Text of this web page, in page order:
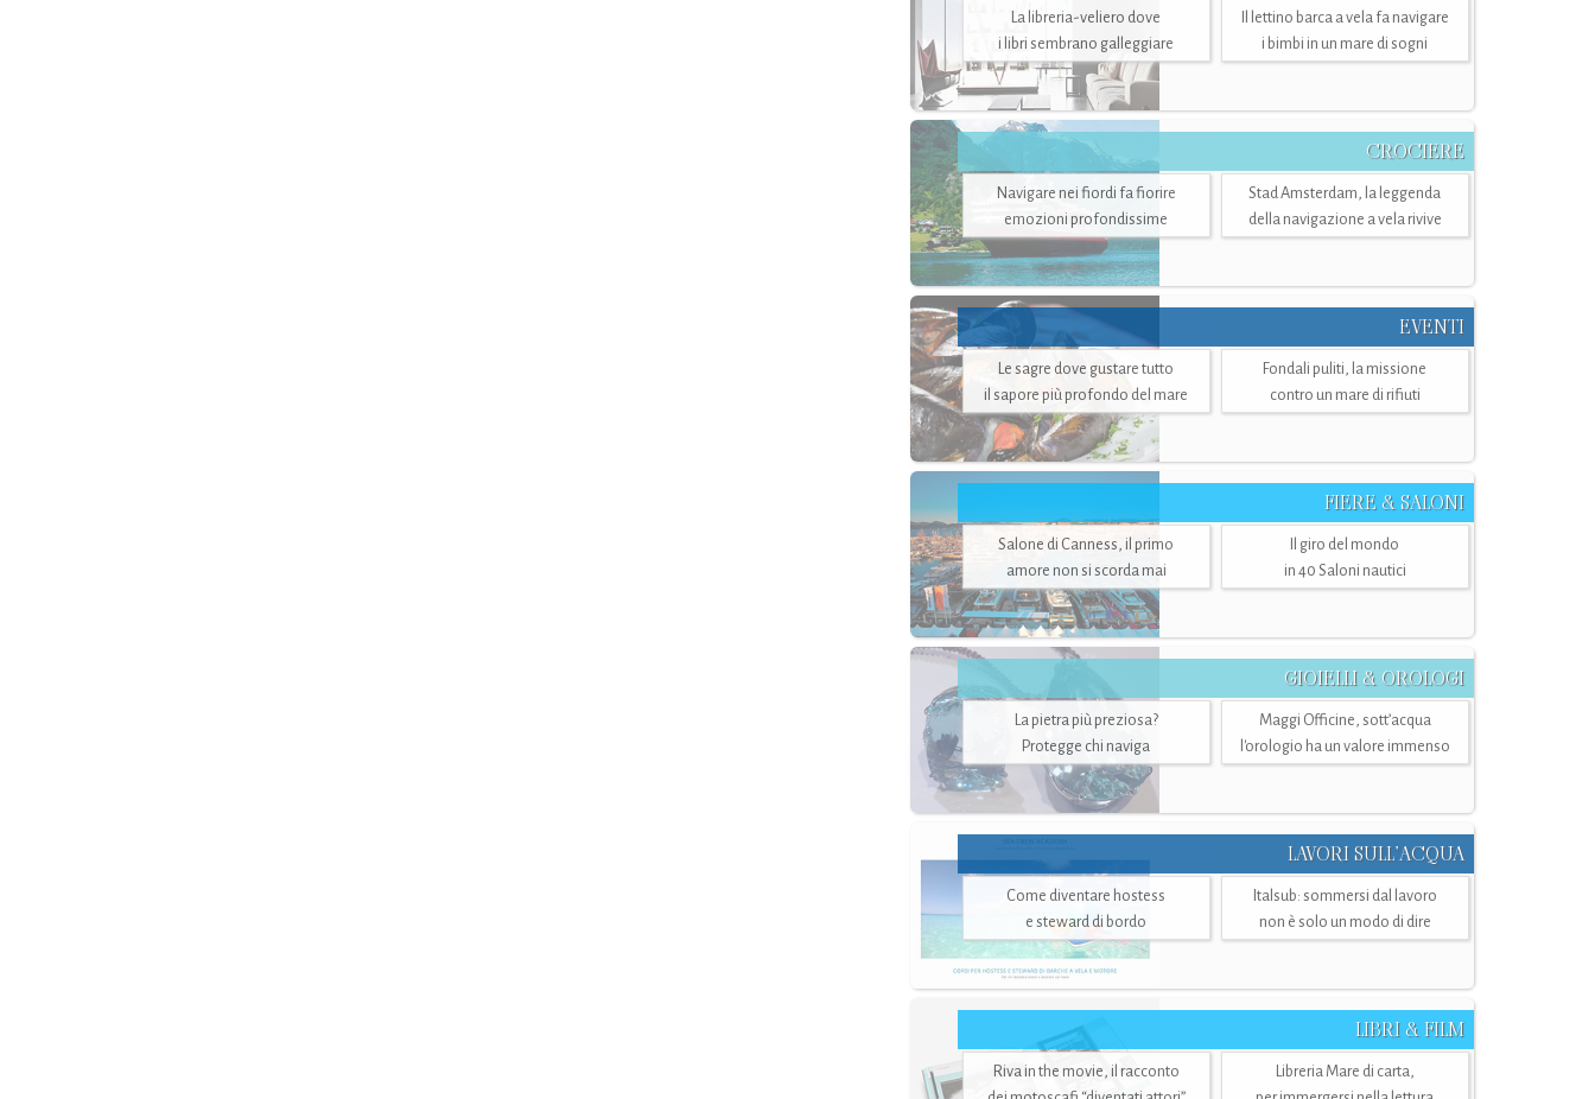
La libreria-veliero dove
i libri sembrano galleggiare
Il lettino barca a vela fa navigare
i bimbi in un mare di sogni
CROCIERE
Navigare nei fiordi fa fiorire
emozioni profondissime
Stad Amsterdam, la leggenda
della navigazione a vela rivive
EVENTI
Le sagre dove gustare tutto
il sapore più profondo del mare
Fondali puliti, la missione
contro un mare di rifiuti
FIERE & SALONI
Salone di Canness, il primo
amore non si scorda mai
Il giro del mondo
in 40 Saloni nautici
GIOIELLI & OROLOGI
La pietra più preziosa?
Protegge chi naviga
Maggi Officine, sott’acqua
l'orologio ha un valore immenso
LAVORI SULL’ACQUA
Come diventare hostess
e steward di bordo
Italsub: sommersi dal lavoro
non è solo un modo di dire
LIBRI & FILM
Riva in the movie, il racconto
Libreria Mare di carta,